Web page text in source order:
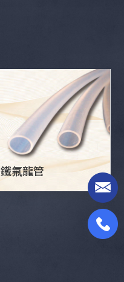
鐵氟龍管